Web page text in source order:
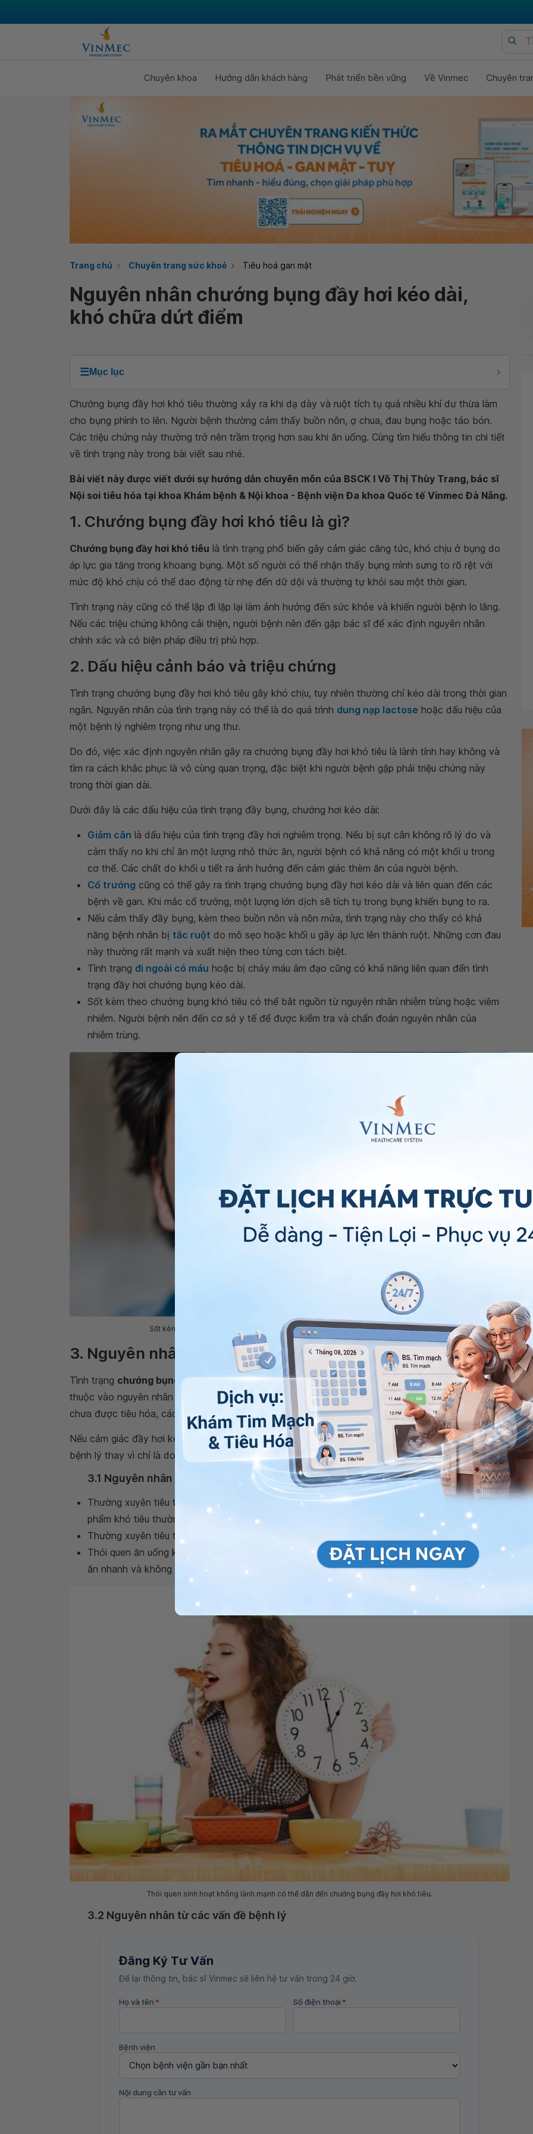
Chuyên khoa Hướng dẫn khách hàng Phát triển bền vững Về Vinmec Chuyên
Trang chủ Chuyên trang sức khoẻ Tiêu hoá gan mật
Nguyên nhân chướng bụng đầy hơi kéo dài,
khó chữa dứt điểm
☰Mục lục
Chướng bụng đầy hơi khó tiêu thường xảy ra khi dạ dày và ruột tích tụ quá nhiều khí dư thừa làm
cho bụng phình to lên. Người bệnh thường cảm thấy buồn nôn, ợ chua, đau bụng hoặc táo bón.
Các triệu chứng này thường trở nên trầm trọng hơn sau khi ăn uống. Cùng tìm hiểu thông tin chi tiết
về tình trạng này trong bài viết sau nhé.
Bài viết này được viết dưới sự hướng dẫn chuyên môn của BSCK I Võ Thị Thùy Trang, bác sĩ
Nội soi tiêu hóa tại khoa Khám bệnh & Nội khoa - Bệnh viện Đa khoa Quốc tế Vinmec Đà Nẵng.
1. Chướng bụng đầy hơi khó tiêu là gì?
Chướng bụng đầy hơi khó tiêu là tình trạng phổ biến gây cảm giác căng tức, khó chịu ở bụng do
áp lực gia tăng trong khoang bụng. Một số người có thể nhận thấy bụng mình sưng to rõ rệt với
mức độ khó chịu có thể dao động từ nhẹ đến dữ dội và thường tự khỏi sau một thời gian.
Tình trạng này cũng có thể lặp đi lặp lại làm ảnh hưởng đến sức khỏe và khiến người bệnh lo lắng.
Nếu các triệu chứng không cải thiện, người bệnh nên đến gặp bác sĩ để xác định nguyên nhân
chính xác và có biện pháp điều trị phù hợp.
2. Dấu hiệu cảnh báo và triệu chứng
Tình trạng chướng bụng đầy hơi khó tiêu gây khó chịu, tuy nhiên thường chỉ kéo dài trong thời gian
ngắn. Nguyên nhân của tình trạng này có thể là do quá trình dung nạp lactose hoặc dấu hiệu của
một bệnh lý nghiêm trọng như ung thư.
Do đó, việc xác định nguyên nhân gây ra chướng bụng đầy hơi khó tiêu là lành tính hay không và
tìm ra cách khắc phục là vô cùng quan trọng, đặc biệt khi người bệnh gặp phải triệu chứng này
trong thời gian dài.
Dưới đây là các dấu hiệu của tình trạng đầy bụng, chướng hơi kéo dài:
Giảm cân là dấu hiệu của tình trạng đầy hơi nghiêm trọng. Nếu bị sụt cân không rõ lý do và
cảm thấy no khi chỉ ăn một lượng nhỏ thức ăn, người bệnh có khả năng có một khối u trong
cơ thể. Các chất do khối u tiết ra ảnh hưởng đến cảm giác thèm ăn của người bệnh.
Cổ trướng cũng có thể gây ra tình trạng chướng bụng đầy hơi kéo dài và liên quan đến các
bệnh về gan. Khi mắc cổ trướng, một lượng lớn dịch sẽ tích tụ trong bụng khiến bụng to ra.
Nếu cảm thấy đầy bụng, kèm theo buồn nôn và nôn mửa, tình trạng này cho thấy có khả
năng bệnh nhân bị tắc ruột do mô sẹo hoặc khối u gây áp lực lên thành ruột. Những cơn đau
này thường rất mạnh và xuất hiện theo từng cơn tách biệt.
Tình trạng đi ngoài có máu hoặc bị chảy máu âm đạo cũng có khả năng liên quan đến tình
trạng đầy hơi chướng bụng kéo dài.
Sốt kèm theo chướng bụng khó tiêu có thể bắt nguồn từ nguyên nhân nhiễm trùng hoặc viêm
nhiễm. Người bệnh nên đến cơ sở y tế để được kiểm tra và chẩn đoán nguyên nhân của
nhiễm trùng.
Sốt kèm theo chướng bụng khó tiêu là dấu hiệu của nhiễm trùng hoặc viêm nhiễm.
3. Nguyên nhân gây chướng bụng đầy hơi khó tiêu kéo dài.
Tình trạng chướng bụng đầy hơi khó tiêucó thể bắt đầu và kết thúc một cách nhanh chóng phụ
thuộc vào nguyên nhân gây ra. Thông thường, sau khoảng từ 3 đến 5 giờ sau khi ăn mà thức ăn
chưa được tiêu hóa, các triệu chứng này có thể xuất hiện.
Nếu cảm giác đầy hơi kéo dài và xảy ra liên tiếp, tình trạng này có thể xuất phát từ một vấn đề
bệnh lý thay vì chỉ là do thói quen sinh hoạt.
3.1 Nguyên nhân do thói quen sinh hoạt
Thường xuyên tiêu thụ các loại thực phẩm giàu tinh bột hoặc các món ăn khó tiêu. Các thực
phẩm khó tiêu thường chứa nhiều tinh bột hoặc chất béo.
Thường xuyên tiêu thụ các loại chất kích thích như rượu, bia, thuốc lá và đồ uống có gas.
Thói quen ăn uống không khoa học, bao gồm: Vừa ăn vừa nói chuyện, vừa ăn vừa xem tivi,
ăn nhanh và không nhai kỹ trước khi nuốt, thường xuyên thay đổi thời gian ăn.
Thói quen sinh hoạt không lành mạnh có thể dẫn đến chướng bụng đầy hơi khó tiêu.
3.2 Nguyên nhân từ các vấn đề bệnh lý
Đăng Ký Tư Vấn
Để lại thông tin, bác sĩ Vinmec sẽ liên hệ tư vấn trong 24 giờ.
Họ và tên * Số điện thoại *
Bệnh viện
Nội dung cần tư vấn